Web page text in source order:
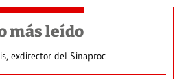
más leído
exdirector del Sinaproc